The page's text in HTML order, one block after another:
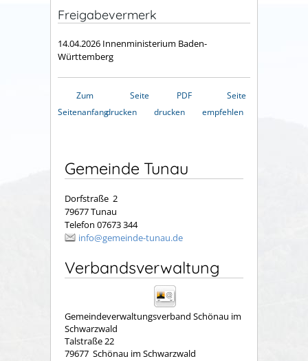
Freigabevermerk
14.04.2026 Innenministerium Baden-
Württemberg
Zum
Seitenanfang
Seite
drucken
PDF
drucken
Seite
empfehlen
Gemeinde Tunau
Dorfstraße 2
79677 Tunau
Telefon 07673 344
info@gemeinde-tunau.de
Verbandsverwaltung
Gemeindeverwaltungsverband Schönau im
Schwarzwald
Talstraße 22
79677 Schönau im Schwarzwald